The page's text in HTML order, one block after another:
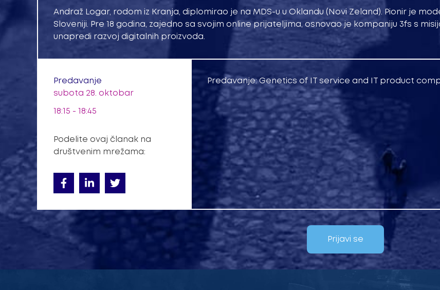
Andraž Logar, rodom iz Kranja, diplomirao je na MDS-u u Oklandu (Novi Zeland). Pionir je
Sloveniji. Pre 18 godina, zajedno sa svojim online prijateljima, osnovao je kompaniju 3fs s
unapredi razvoj digitalnih proizvoda.
Predavanje
subota 28. oktobar
18:15 - 18:45
Podelite ovaj članak na
društvenim mrežama:
Predavanje: Genetics of IT service and IT product
Prijavi se